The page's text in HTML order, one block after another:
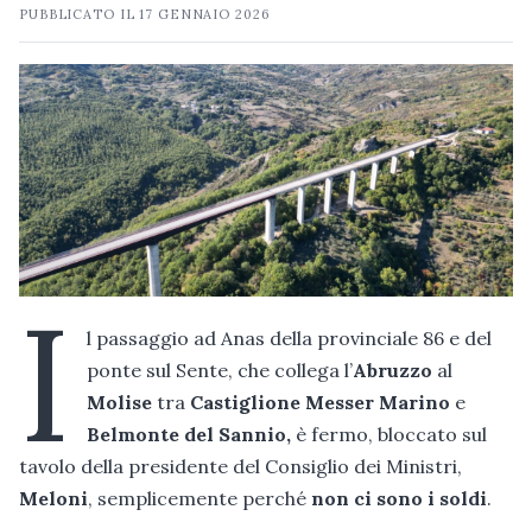
PUBBLICATO IL17 GENNAIO 2026
I
l passaggio ad Anas della provinciale 86 e del
ponte sul Sente, che collega l’Abruzzo al
Molisetra Castiglione Messer Marino e
Belmonte del Sannio, è fermo, bloccato sul
tavolo della presidente del Consiglio dei Ministri,
Meloni, semplicemente perché non ci sono i soldi.